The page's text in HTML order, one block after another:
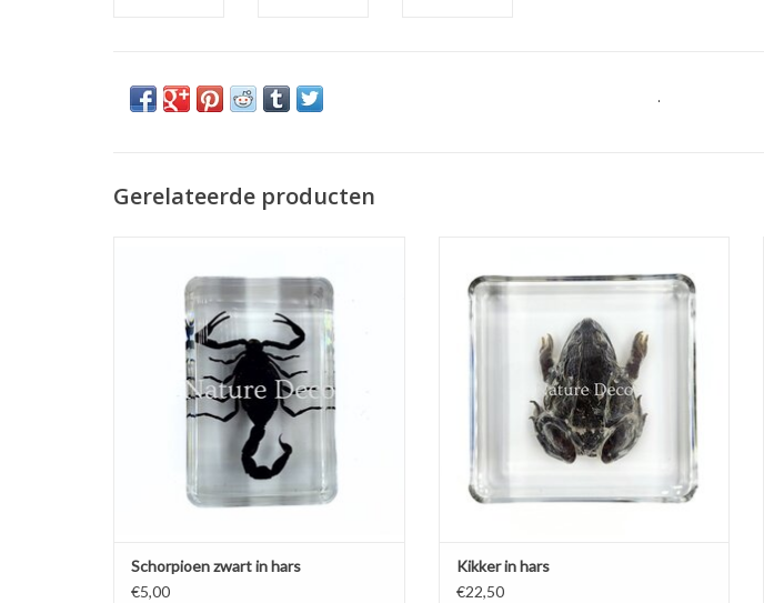
.
Gerelateerde producten
TOEVOEGEN AAN WINKELWAGEN
Schorpioen zwart in hars
€5,00
TOEVOEGEN AAN WINKELWAGEN
Kikker in hars
€22,50